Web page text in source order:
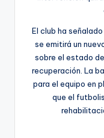
El club ha
se emitirá un
sobre el estado
recuperación. La
para el equipo en
que el